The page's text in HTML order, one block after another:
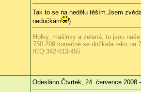
Tak to se na nedělu těším.Jsem
nedočkám
)
Holky, mašinky a zelená, to jsou
750 209 konečně se dočkala reko na
ICQ:342-013-455
Odesláno Čtvrtek, 24. července 2008